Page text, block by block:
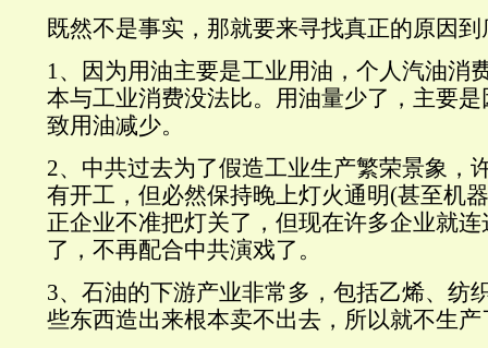
既然不是事实，那就要来寻找真正的原因
1、因为用油主要是工业用油，个人汽油消
本与工业消费没法比。用油量少了，主要
致用油减少。
2、中共过去为了假造工业生产繁荣景象，
有开工，但必然保持晚上灯火通明(甚至机
正企业不准把灯关了，但现在许多企业就
了，不再配合中共演戏了。
3、石油的下游产业非常多，包括乙烯、纺
些东西造出来根本卖不出去，所以就不生产